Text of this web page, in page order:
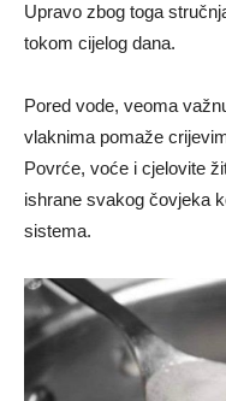
Upravo zbog toga
tokom cijelog dana.
Pored vode, veoma
vlaknima pomaže
Povrće, voće i cjelovite
ishrane svakog čovjeka
sistema.